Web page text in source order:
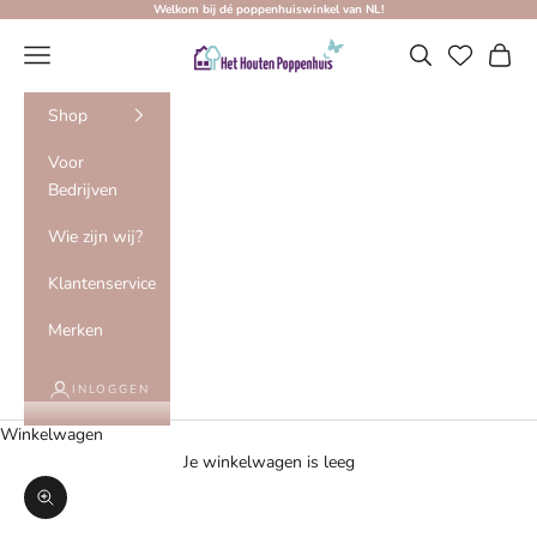
Welkom bij dé poppenhuiswinkel van NL!
Het Houten Poppenhuis
Menu Zoeken
Shop
Voor
Bedrijven
Wie zijn wij?
Klantenservice
Merken
INLOGGEN
Winkelwagen
Je winkelwagen is leeg
In-/uitzoomen